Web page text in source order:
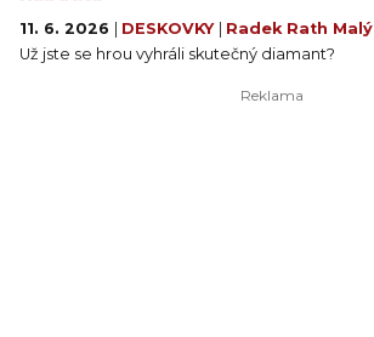
11. 6. 2026 DESKOVKY Radek Rath Malý
Už jste se hrou vyhráli skutečný diamant?